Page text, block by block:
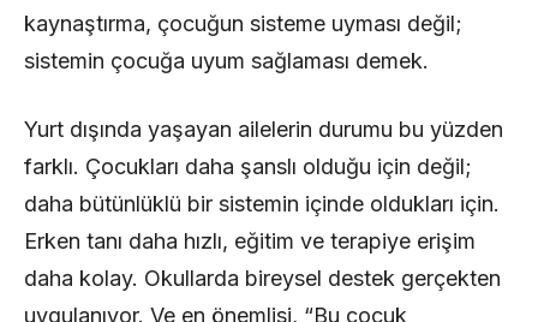
kaynaştırma, çocuğun sisteme uyması değil;
sistemin çocuğa uyum sağlaması demek.
Yurt dışında yaşayan ailelerin durumu bu yüzden
farklı. Çocukları daha şanslı olduğu için değil;
daha bütünlüklü bir sistemin içinde oldukları için.
Erken tanı daha hızlı, eğitim ve terapiye erişim
daha kolay. Okullarda bireysel destek gerçekten
uygulanıyor. Ve en önemlisi, “Bu çocuk